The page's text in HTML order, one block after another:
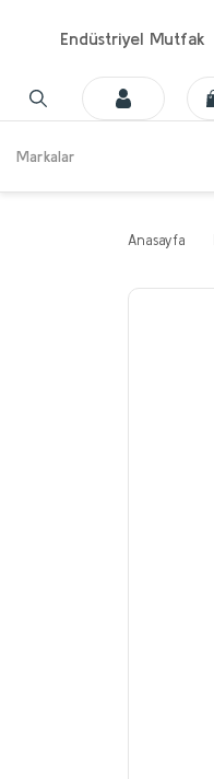
Endüstriyel Mutfak
Markalar
Anasayfa